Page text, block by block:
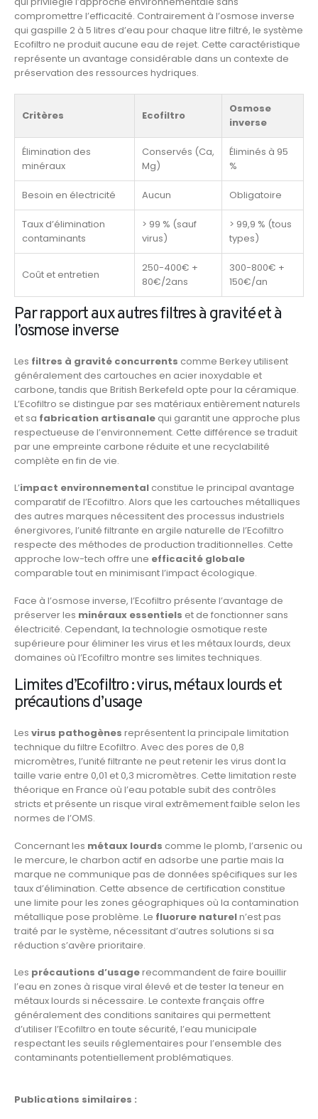
compromettre l’efficacité. Contrairement à l’osmose inverse
qui gaspille 2 à 5 litres d’eau pour chaque litre filtré, le système
Ecofiltro ne produit aucune eau de rejet. Cette caractéristique
représente un avantage considérable dans un contexte de
préservation des ressources hydriques.
Critères Ecofiltro
Osmose
inverse
Élimination des
minéraux
Conservés (Ca,
Mg)
Éliminés à 95
%
Besoin en électricité Aucun Obligatoire
Taux d’élimination
contaminants
> 99 % (sauf
virus)
> 99,9 % (tous
types)
Coût et entretien
250-400€ +
80€/2ans
300-800€ +
150€/an
Par rapport aux autres filtres à gravité et à
l’osmose inverse
Les filtres à gravité concurrents comme Berkey utilisent
généralement des cartouches en acier inoxydable et
carbone, tandis que British Berkefeld opte pour la céramique.
L’Ecofiltro se distingue par ses matériaux entièrement naturels
et sa fabrication artisanale qui garantit une approche plus
respectueuse de l’environnement. Cette différence se traduit
par une empreinte carbone réduite et une recyclabilité
complète en fin de vie.
L’impact environnemental constitue le principal avantage
comparatif de l’Ecofiltro. Alors que les cartouches métalliques
des autres marques nécessitent des processus industriels
énergivores, l’unité filtrante en argile naturelle de l’Ecofiltro
respecte des méthodes de production traditionnelles. Cette
approche low-tech offre une efficacité globale
comparable tout en minimisant l’impact écologique.
Face à l’osmose inverse, l’Ecofiltro présente l’avantage de
préserver les minéraux essentiels et de fonctionner sans
électricité. Cependant, la technologie osmotique reste
supérieure pour éliminer les virus et les métaux lourds, deux
domaines où l’Ecofiltro montre ses limites techniques.
Limites d’Ecofiltro : virus, métaux lourds et
précautions d’usage
Les virus pathogènes représentent la principale limitation
technique du filtre Ecofiltro. Avec des pores de 0,8
micromètres, l’unité filtrante ne peut retenir les virus dont la
taille varie entre 0,01 et 0,3 micromètres. Cette limitation reste
théorique en France où l’eau potable subit des contrôles
stricts et présente un risque viral extrêmement faible selon les
normes de l’OMS.
Concernant les métaux lourds comme le plomb, l’arsenic ou
le mercure, le charbon actif en adsorbe une partie mais la
marque ne communique pas de données spécifiques sur les
taux d’élimination. Cette absence de certification constitue
une limite pour les zones géographiques où la contamination
métallique pose problème. Le fluorure natureln’est pas
traité par le système, nécessitant d’autres solutions si sa
réduction s’avère prioritaire.
Les précautions d’usagerecommandent de faire bouillir
l’eau en zones à risque viral élevé et de tester la teneur en
métaux lourds si nécessaire. Le contexte français offre
généralement des conditions sanitaires qui permettent
d’utiliser l’Ecofiltro en toute sécurité, l’eau municipale
respectant les seuils réglementaires pour l’ensemble des
contaminants potentiellement problématiques.
Publications similaires :